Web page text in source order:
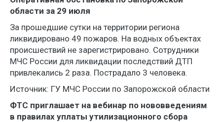
области за 29 июля
За прошедшие сутки на территории региона
ликвидировано 49 пожаров. На водных объектах
происшествий не зарегистрировано. Сотрудники
МЧС России для ликвидации последствий ДТП
привлекались 2 раза. Пострадало 3 человека.
Источник: ГУ МЧС России по Запорожской области
ФТС приглашает на вебинар по нововведениям
в правилах уплаты утилизационного сбора